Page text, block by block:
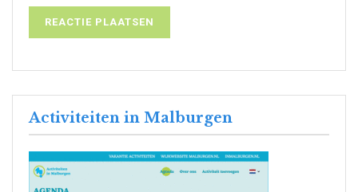
Activiteiten in Malburgen